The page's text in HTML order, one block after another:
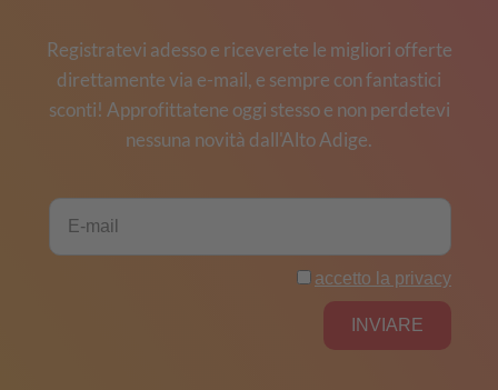
Registratevi adesso e riceverete le migliori offerte
direttamente via e-mail, e sempre con fantastici
sconti! Approfittatene oggi stesso e non perdetevi
nessuna novità dall'Alto Adige.